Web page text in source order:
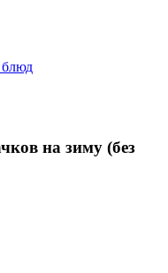
на зиму (без